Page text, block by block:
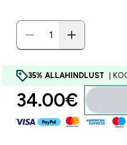
35% ALLAHINDLUST |
34.00€‎